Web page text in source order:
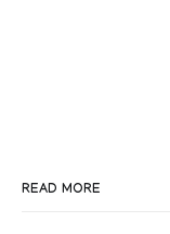
READ MORE